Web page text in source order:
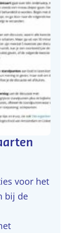
voor het
bij de